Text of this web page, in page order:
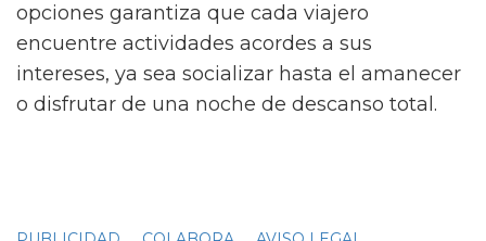
opciones garantiza que cada viajero
encuentre actividades acordes a sus
intereses, ya sea socializar hasta el amanecer
o disfrutar de una noche de descanso total.